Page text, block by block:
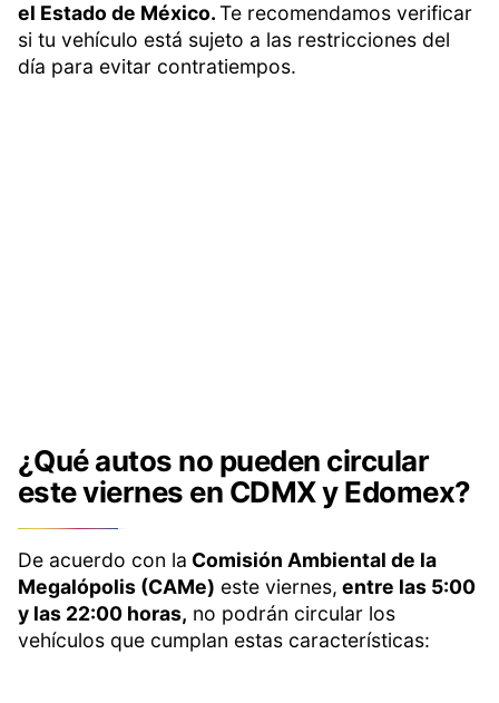
el Estado de México.Te recomendamos verificar
si tu vehículo está sujeto a las restricciones del
día para evitar contratiempos.
¿Qué autos no pueden circular
este viernes en CDMX y Edomex?
De acuerdo con la Comisión Ambiental de la
Megalópolis (CAMe) este viernes, entre las 5:00
y las 22:00 horas, no podrán circular los
vehículos que cumplan estas características: